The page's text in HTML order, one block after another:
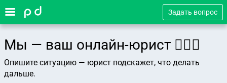
Задать вопрос
Мы — ваш онлайн-юрист 👨🏻‍⚖️
Опишите ситуацию — юрист подскажет, что делать
дальше.